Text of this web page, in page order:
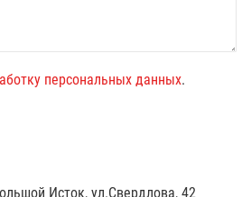
персональных данных.
Исток, ул.Свердлова, 42